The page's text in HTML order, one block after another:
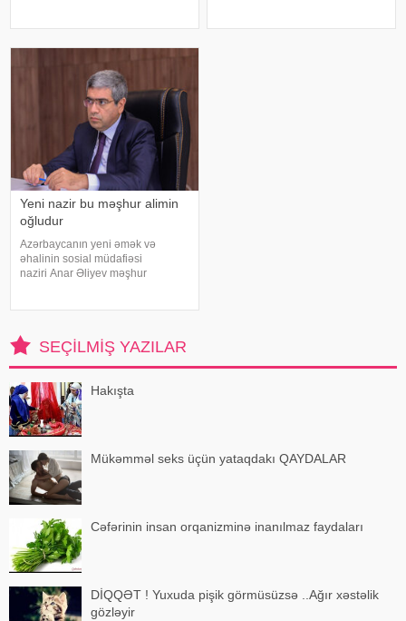
İmtahan Mərkəzində
Yeni nazir bu məşhur alimin
oğludur
Azərbaycanın yeni əmək və
əhalinin sosial müdafiəsi
naziri Anar Əliyev məşhur
Ədəbiyyat İnstitutund
SEÇILMIŞ YAZILAR
Hakışta
Mükəmməl seks üçün yataqdakı QAYDALAR
Cəfərinin insan orqanizminə inanılmaz faydaları
DİQQƏT ! Yuxuda pişik görmüsüzsə ..Ağır xəstəlik
gözləyir